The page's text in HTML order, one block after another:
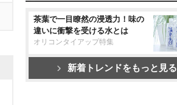
茶葉で一目瞭然の浸透力！味の
違いに衝撃を受ける水とは
オリコンタイアップ特集
新着トレンドをもっと見る